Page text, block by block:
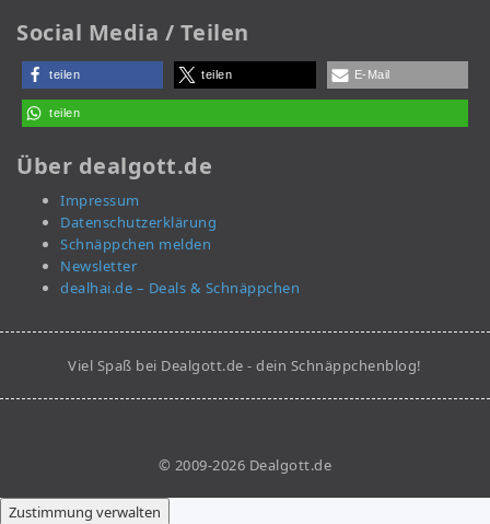
Social Media / Teilen
teilen teilen E-Mail
teilen
Über dealgott.de
Impressum
Datenschutzerklärung
Schnäppchen melden
Newsletter
dealhai.de – Deals & Schnäppchen
Viel Spaß bei Dealgott.de - dein Schnäppchenblog!
© 2009-2026 Dealgott.de
Zustimmung verwalten